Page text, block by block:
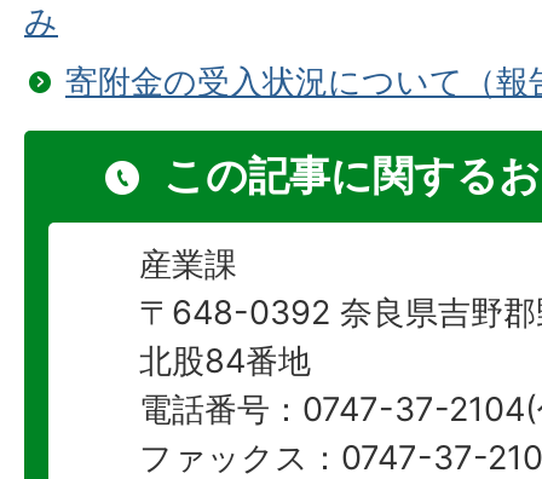
み
寄附金の受入状況について（報
この記事に関する
産業課
〒648-0392 奈良県吉野郡
北股84番地
電話番号：0747-37-
ファックス：0747-37-